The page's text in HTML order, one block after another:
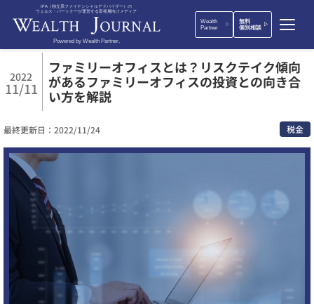
IFA（独立系ファイナンシャルアドバイザー）の
ウェルス・パートナーが運営する富裕層向けメディア
Powered by Wealth Partner.
Wealth
Partner
無料
個別相談
2022
11/11
ファミリーオフィスとは？リスクテイク傾向
があるファミリーオフィスの投資との向き合
い方を解説
最終更新日：2022/11/24 税金